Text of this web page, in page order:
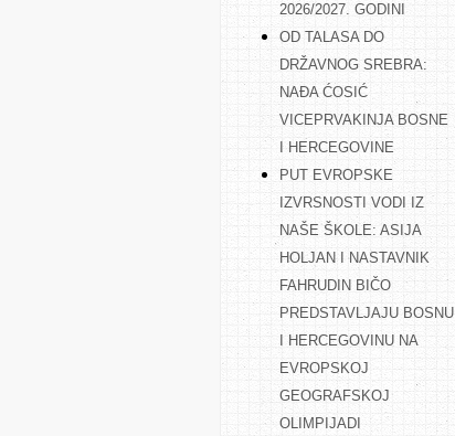
2026/2027. GODINI
OD TALASA DO
DRŽAVNOG SREBRA:
NAĐA ĆOSIĆ
VICEPRVAKINJA BOSNE
I HERCEGOVINE
PUT EVROPSKE
IZVRSNOSTI VODI IZ
NAŠE ŠKOLE: ASIJA
HOLJAN I NASTAVNIK
FAHRUDIN BIČO
PREDSTAVLJAJU BOSNU
I HERCEGOVINU NA
EVROPSKOJ
GEOGRAFSKOJ
OLIMPIJADI